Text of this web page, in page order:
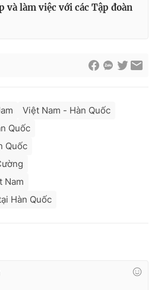
và làm việc với các Tập đoàn
Việt Nam - Hàn Quốc
Quốc
Quốc
Nam
Hàn Quốc